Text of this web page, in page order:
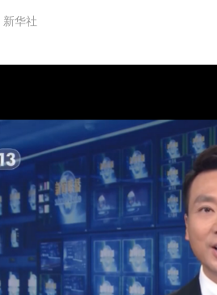
新华社